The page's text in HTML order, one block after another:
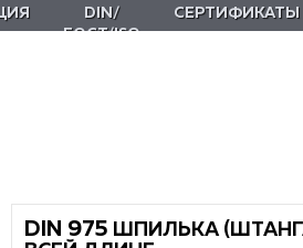
DIN/
ГОСТ/ISO
СЕРТИФИКАТЫ
DIN 975 ШПИЛЬКА